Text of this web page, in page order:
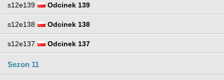
s12e139 Odcinek 139
s12e138 Odcinek 138
s12e137 Odcinek 137
Sezon 11